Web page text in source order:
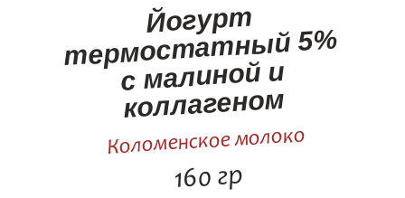
Йогурт
термостатный 5%
с малиной и
коллагеном
Коломенское молоко
160 гр